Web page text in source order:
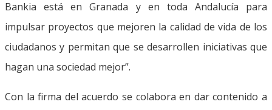
Bankia está en Granada y en toda Andalucía para
impulsar proyectos que mejoren la calidad de vida de los
ciudadanos y permitan que se desarrollen iniciativas que
hagan una sociedad mejor”.
Con la firma del acuerdo se colabora en dar contenido a